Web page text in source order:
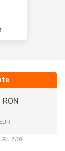
RON
7.08.